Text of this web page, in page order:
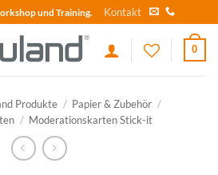
und Training. Kontakt
0
Produkte / Papier & Zubehör /
/ Moderationskarten Stick-it